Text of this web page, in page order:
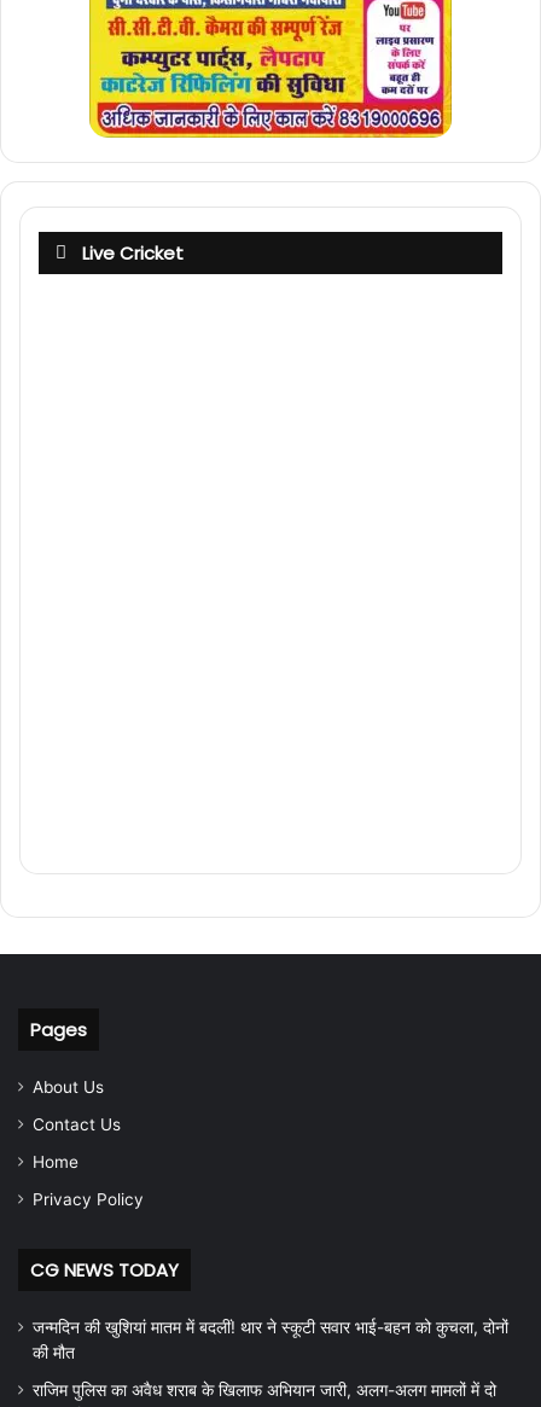
Live Cricket
Pages
About Us
Contact Us
Home
Privacy Policy
CG NEWS TODAY
जन्मदिन की खुशियां मातम में बदलीं! थार ने स्कूटी सवार भाई-बहन को कुचला, दोनों
की मौत
राजिम पुलिस का अवैध शराब के खिलाफ अभियान जारी, अलग-अलग मामलों में दो